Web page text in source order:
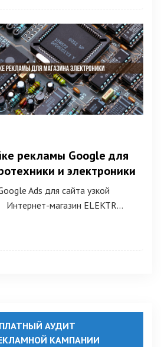
рекламы Google для
и электроники
Ads для сайта узкой
магазин ELEKTR...
АУДИТ
КАМПАНИИ